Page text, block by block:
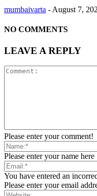
mumbaivarta - August 7,
NO COMMENTS
LEAVE A REPLY
Please enter your comment!
Please enter your name here
You have entered an
Please enter your email